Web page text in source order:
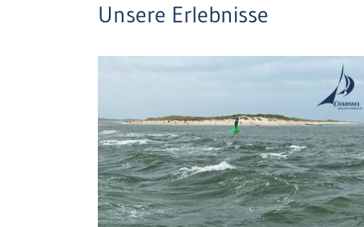
Unsere Erlebnisse